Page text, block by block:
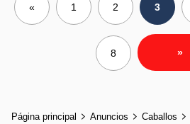
« 1 2 3
8 »
Página principal Anuncios Caballos